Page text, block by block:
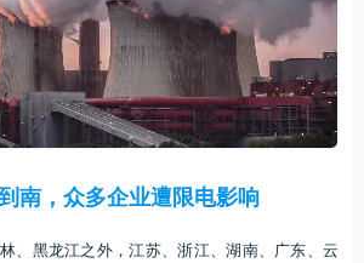
南，众多企业遭限电影响
、黑龙江之外，江苏、浙江、湖南、广东、云